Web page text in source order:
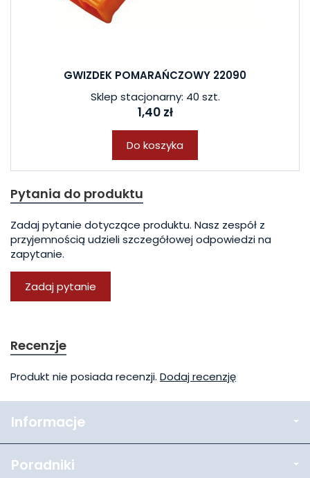
GWIZDEK POMARAŃCZOWY 22090
Sklep stacjonarny: 40 szt.
1,40 zł
Do koszyka
Pytania do produktu
Zadaj pytanie dotyczące produktu. Nasz zespół z
przyjemnością udzieli szczegółowej odpowiedzi na
zapytanie.
Zadaj pytanie
Recenzje
Produkt nie posiada recenzji. Dodaj recenzję
Informacje
Poradniki